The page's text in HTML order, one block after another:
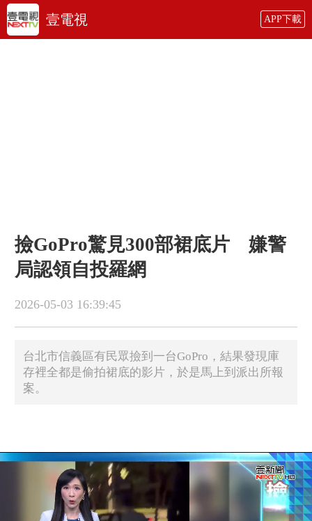
壹電視 APP下載
撿GoPro驚見300部裙底片 嫌警
局認領自投羅網
2026-05-03 16:39:45
台北市信義區有民眾撿到一台GoPro，結果發現庫
存裡全都是偷拍裙底的影片，於是馬上到派出所報
案。